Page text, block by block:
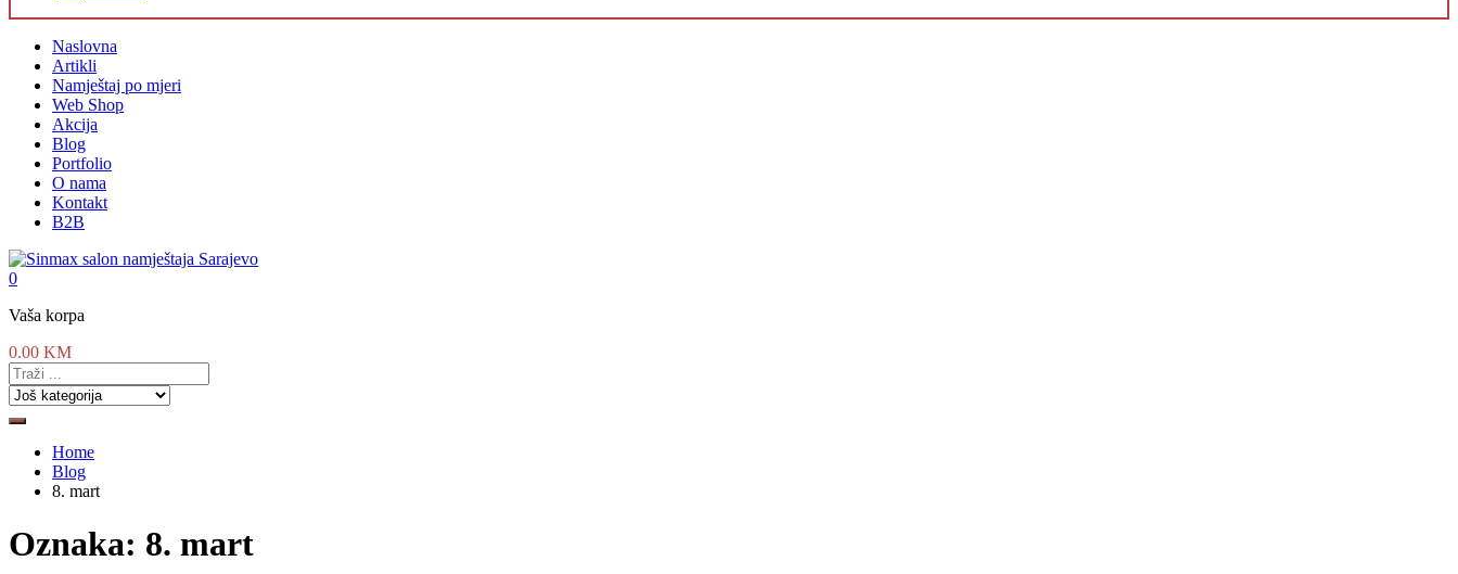
Naslovna
Artikli
Namještaj po mjeri
Web Shop
Akcija
Blog
Portfolio
O nama
Kontakt
B2B
0
Vaša korpa
0.00 KM
Home
Blog
8. mart
Oznaka: 8. mart